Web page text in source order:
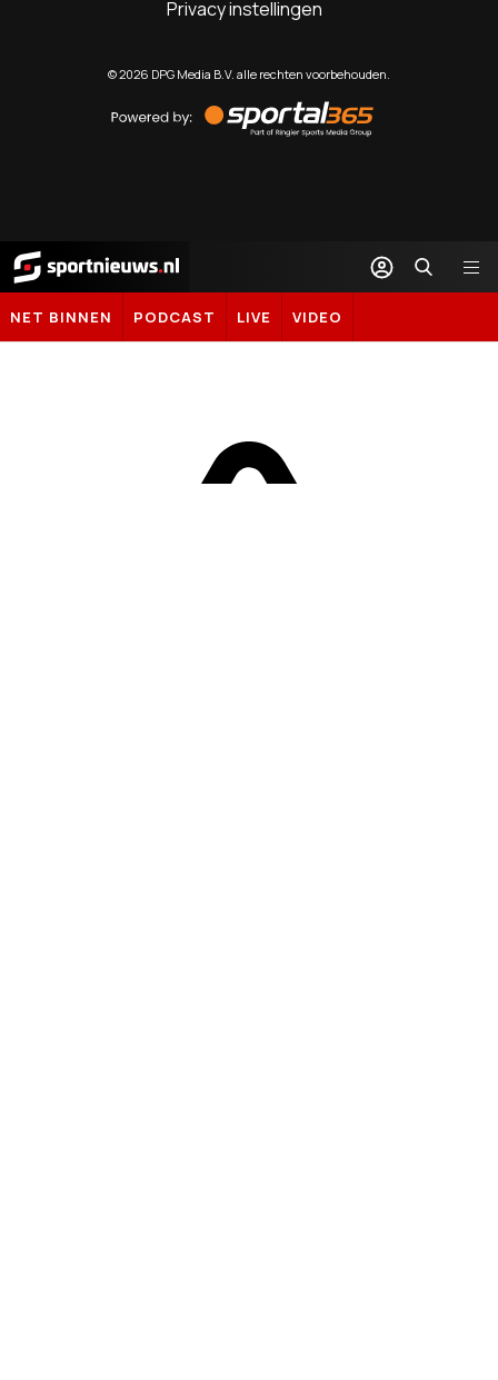
Privacy instellingen
©2026 DPG Media B.V. alle rechten voorbehouden.
by
Sportal365
Sportnieuws.nl
NET BINNEN PODCAST LIVE VIDEO